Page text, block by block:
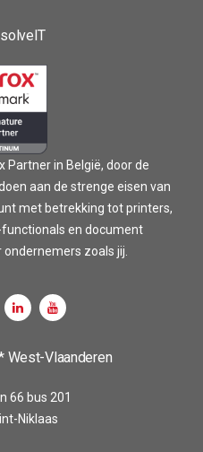
Partner in België, door de
aan de strenge eisen van
met betrekking tot printers,
en document
zoals jij.
West-Vlaanderen
66 bus 201
Niklaas